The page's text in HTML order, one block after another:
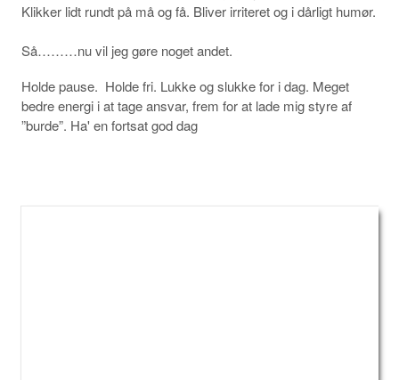
Klikker lidt rundt på må og få. Bliver irriteret og i dårligt humør.
Så………nu vil jeg gøre noget andet.
Holde pause. Holde fri. Lukke og slukke for i dag. Meget
bedre energi i at tage ansvar, frem for at lade mig styre af
”burde”. Ha' en fortsat god dag